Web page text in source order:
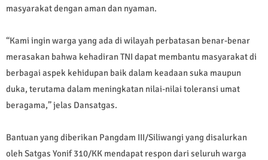
masyarakat dengan aman dan nyaman.
“Kami ingin warga yang ada di wilayah perbatasan benar-benar
merasakan bahwa kehadiran TNI dapat membantu masyarakat di
berbagai aspek kehidupan baik dalam keadaan suka maupun
duka, terutama dalam meningkatan nilai-nilai toleransi umat
beragama,” jelas Dansatgas.
Bantuan yang diberikan Pangdam III/Siliwangi yang disalurkan
oleh Satgas Yonif 310/KK mendapat respon dari seluruh warga